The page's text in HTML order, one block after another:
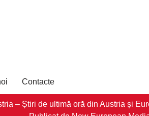
Contacte
– Știri de ultimă oră din Austria și